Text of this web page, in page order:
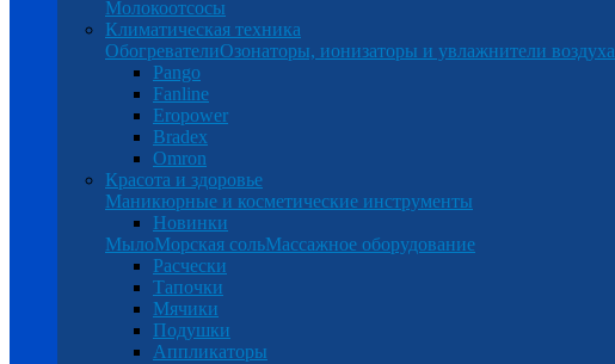
Молокоотсосы
Климатическая техника
ОбогревателиОзонаторы, ионизаторы и увлажнители воздуха
Pango
Fanline
Eropower
Bradex
Omron
Красота и здоровье
Маникюрные и косметические инструменты
Новинки
МылоМорская сольМассажное оборудование
Расчески
Тапочки
Мячики
Подушки
Аппликаторы